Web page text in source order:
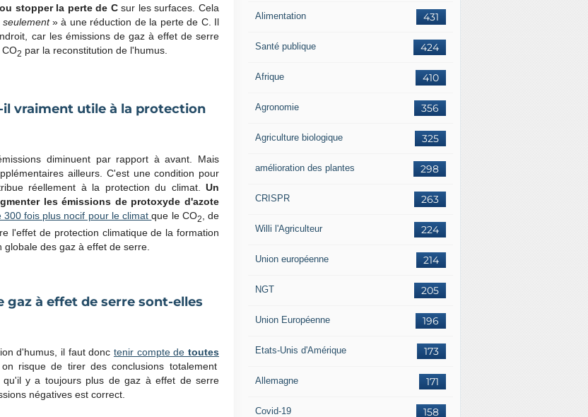
stopper la perte de Csur les surfaces. Cela
seulement» à une réduction de la perte de C. Il
car les émissions de gaz à effet de serre
2 par la reconstitution de l'humus.
vraiment utile à la protection
diminuent par rapport à avant. Mais
ailleurs. C'est une condition pour
réellement à la protection du climat. Un
les émissions de protoxyde d'azote
300 fois plus nocif pour le climatque le CO2
, de
l'effet de protection climatique de la formation
des gaz à effet de serre.
à effet de serre sont-elles
d'humus, il faut donc tenir compte de toutes
risque de tirer des conclusions totalement
y a toujours plus de gaz à effet de serre
négatives est correct.
431
Alimentation
424
Santé publique
410
Afrique
356
Agronomie
325
Agriculture biologique
298
amélioration des plantes
263
CRISPR
224
Willi l'Agriculteur
214
Union européenne
205
NGT
196
Union Européenne
173
Etats-Unis d'Amérique
171
Allemagne
158
Covid-19